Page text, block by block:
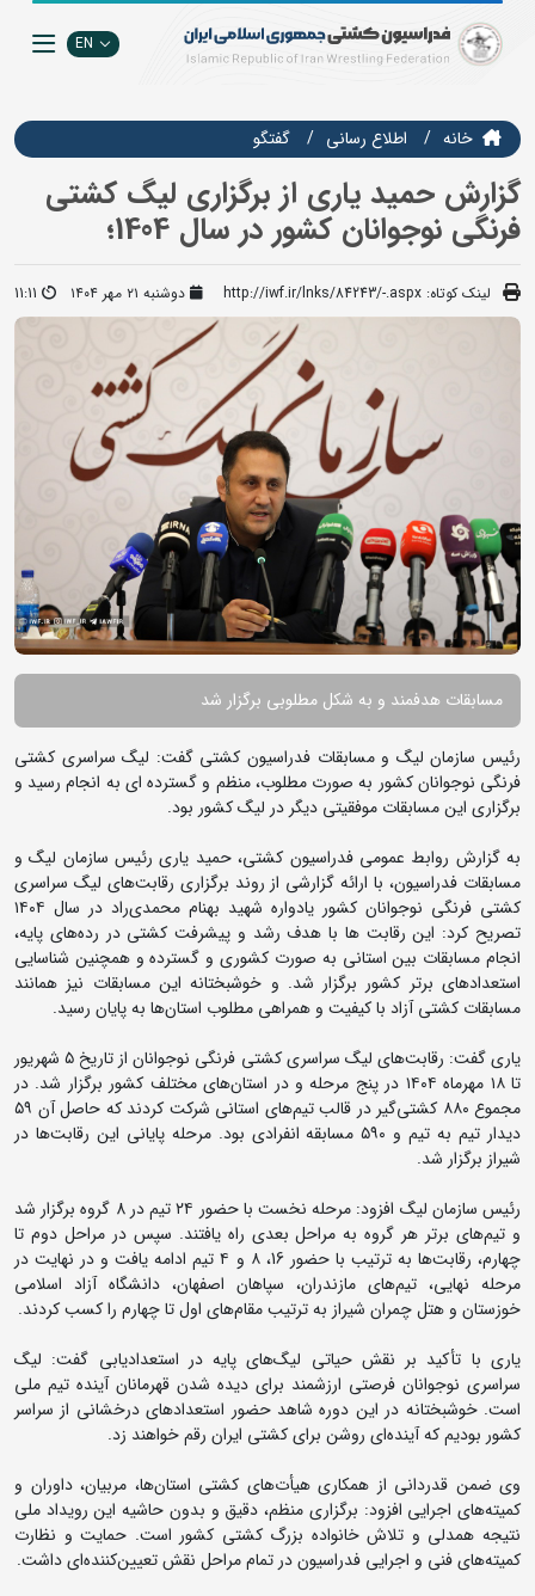
EN
خانه اطلاع رسانی گفتگو
گزارش حمید یاری از برگزاری لیگ کشتی
فرنگی نوجوانان کشور در سال 1404؛
لینک کوتاه: http://iwf.ir/lnks/84243/-.aspx دوشنبه ۲۱ مهر ۱۴۰۴ 11:11
مسابقات هدفمند و به شکل مطلوبی برگزار شد
رئیس سازمان لیگ و مسابقات فدراسیون کشتی گفت: لیگ سراسری کشتی
فرنگی نوجوانان کشور به صورت مطلوب، منظم و گسترده ای به انجام رسید و
برگزاری این مسابقات موفقیتی دیگر در لیگ کشور بود.
به گزارش روابط عمومی فدراسیون کشتی، حمید یاری رئیس سازمان لیگ و
مسابقات فدراسیون، با ارائه گزارشی از روند برگزاری رقابت‌های لیگ سراسری
کشتی فرنگی نوجوانان کشور یادواره شهید بهنام محمدی‌راد در سال ۱۴۰۴
تصریح کرد: این رقابت ها با هدف رشد و پیشرفت کشتی در رده‌های پایه،
انجام مسابقات بین استانی به صورت کشوری و گسترده و همچنین شناسایی
استعدادهای برتر کشور برگزار شد. و خوشبختانه این مسابقات نیز همانند
مسابقات کشتی آزاد با کیفیت و همراهی مطلوب استان‌ها به پایان رسید.
یاری گفت: رقابت‌های لیگ سراسری کشتی فرنگی نوجوانان از تاریخ ۵ شهریور
تا ۱۸ مهرماه ۱۴۰۴ در پنج مرحله و در استان‌های مختلف کشور برگزار شد. در
مجموع ۸۸۰ کشتی‌گیر در قالب تیم‌های استانی شرکت کردند که حاصل آن ۵۹
دیدار تیم به تیم و ۵۹۰ مسابقه انفرادی بود. مرحله پایانی این رقابت‌ها در
شیراز برگزار شد.
رئیس سازمان لیگ افزود: مرحله نخست با حضور ۲۴ تیم در 8 گروه برگزار شد
و تیم‌های برتر هر گروه به مراحل بعدی راه یافتند. سپس در مراحل دوم تا
چهارم، رقابت‌ها به ترتیب با حضور 16، ۸ و ۴ تیم ادامه یافت و در نهایت در
مرحله نهایی، تیم‌های مازندران، سپاهان اصفهان، دانشگاه آزاد اسلامی
خوزستان و هتل چمران شیراز به ترتیب مقام‌های اول تا چهارم را کسب کردند.
یاری با تأکید بر نقش حیاتی لیگ‌های پایه در استعدادیابی گفت: لیگ
سراسری نوجوانان فرصتی ارزشمند برای دیده شدن قهرمانان آینده تیم ملی
است. خوشبختانه در این دوره شاهد حضور استعدادهای درخشانی از سراسر
کشور بودیم که آینده‌ای روشن برای کشتی ایران رقم خواهند زد.
وی ضمن قدردانی از همکاری هیأت‌های کشتی استان‌ها، مربیان، داوران و
کمیته‌های اجرایی افزود: برگزاری منظم، دقیق و بدون حاشیه این رویداد ملی
نتیجه همدلی و تلاش خانواده بزرگ کشتی کشور است. حمایت و نظارت
کمیته‌های فنی و اجرایی فدراسیون در تمام مراحل نقش تعیین‌کننده‌ای داشت.